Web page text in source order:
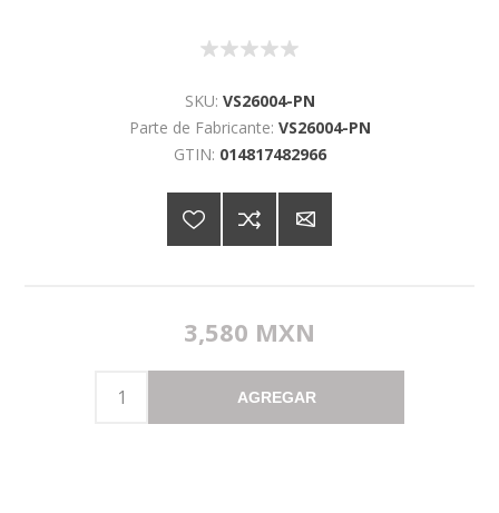
SKU: VS26004-PN
Parte de Fabricante: VS26004-PN
GTIN: 014817482966
3,580 MXN
AGREGAR